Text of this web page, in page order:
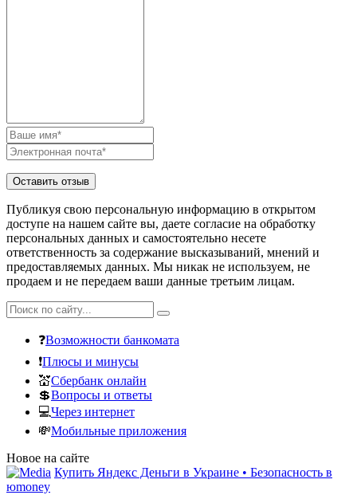
Публикуя свою персональную информацию в открытом
доступе на нашем сайте вы, даете согласие на обработку
персональных данных и самостоятельно несете
ответственность за содержание высказываний, мнений и
предоставляемых данных. Мы никак не используем, не
продаем и не передаем ваши данные третьим лицам.
❓Возможности банкомата
❗Плюсы и минусы
💒Сбербанк онлайн
💲Вопросы и ответы
💻Через интернет
💸Мобильные приложения
Новое на сайте
Купить Яндекс Деньги в Украине • Безопасность в
юmoney